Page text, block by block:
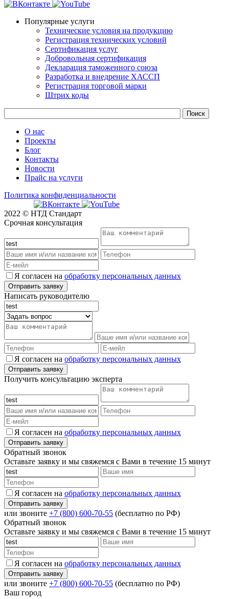
Популярные услуги
Технические условия на продукцию
Регистрация технических условий
Сертификация услуг
Добровольная сертификация
Декларация таможенного союза
Разработка и внедрение ХАССП
Регистрация торговой марки
Штрих коды
О нас
Проекты
Блог
Контакты
Новости
Прайс на услуги
Политика конфиденциальности
2022 © НТД Стандарт
Срочная консультация
Я согласен на обработку персональных данных
Написать руководителю
Я согласен на обработку персональных данных
Получить консультацию эксперта
Я согласен на обработку персональных данных
Обратный звонок
Оставьте заявку и мы свяжемся с Вами в течение 15 минут
Я согласен на обработку персональных данных
или звоните +7 (800) 600-70-55 (бесплатно по РФ)
Обратный звонок
Оставьте заявку и мы свяжемся с Вами в течение 15 минут
Я согласен на обработку персональных данных
или звоните +7 (800) 600-70-55 (бесплатно по РФ)
Ваш город